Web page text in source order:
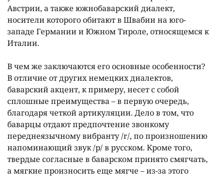
Австрии, а также южнобаварский диалект,
носители которого обитают в Швабии на юго-
западе Германии и Южном Тироле, относящемся к
Италии.
В чем же заключаются его основные особенности?
В отличие от других немецких диалектов,
баварский акцент, к примеру, несет с собой
сплошные преимущества – в первую очередь,
благодаря четкой артикуляции. Дело в том, что
баварцы отдают предпочтение звонкому
переднеязычному вибранту /r/, по произношению
напоминающий звук /р/ в русском. Кроме того,
твердые согласные в баварском принято смягчать,
а мягкие произносить еще мягче – из-за этого